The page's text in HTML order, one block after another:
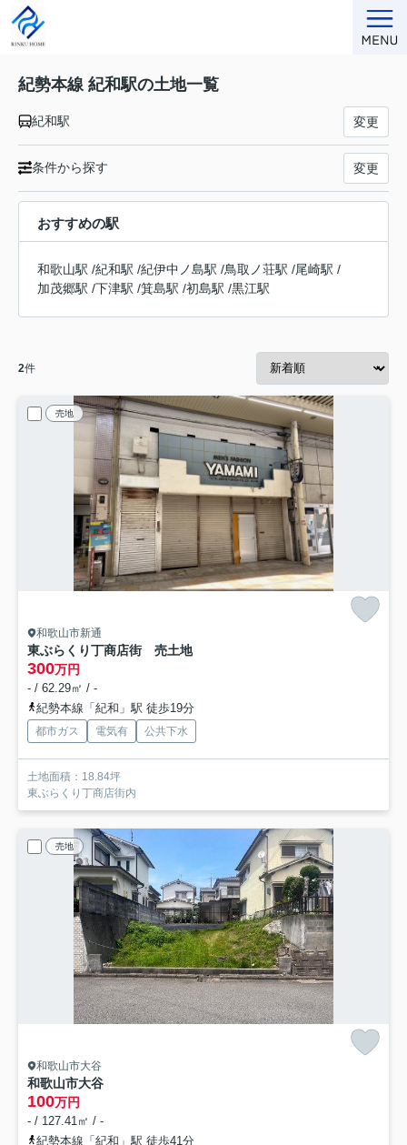
紀勢本線 紀和駅の土地一覧
紀和駅 変更
条件から探す 変更
おすすめの駅
和歌山駅 /紀和駅 /紀伊中ノ島駅 /鳥取ノ荘駅 /尾崎駅 /
加茂郷駅 /下津駅 /箕島駅 /初島駅 /黒江駅
2件
売地
和歌山市新通
東ぶらくり丁商店街 売土地
300万円
- / 62.29㎡ / -
紀勢本線「紀和」駅 徒歩19分
都市ガス 電気有 公共下水
土地面積：18.84坪
東ぶらくり丁商店街内
売地
和歌山市大谷
和歌山市大谷
100万円
- / 127.41㎡ / -
紀勢本線「紀和」駅 徒歩41分